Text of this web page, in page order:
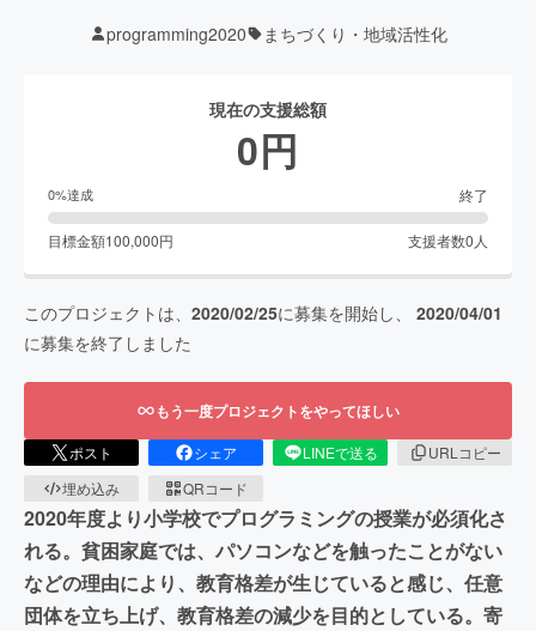
programming2020 まちづくり・地域活性化
現在の支援総額
0円
0%達成 終了
目標金額100,000円 支援者数0 人
このプロジェクトは、 2020/02/25に募集を開始し、 2020/04/01
に募集を終了しました
もう一度プロジェクトをやってほしい
ポスト シェア LINEで送る
URLコピー
埋め込み
QRコード
2020年度より小学校でプログラミングの授業が必須化さ
れる。貧困家庭では、パソコンなどを触ったことがない
などの理由により、教育格差が生じていると感じ、任意
団体を立ち上げ、教育格差の減少を目的としている。寄